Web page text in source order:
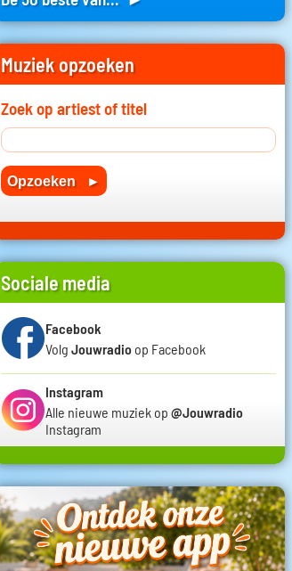
Muziek opzoeken
Zoek op artiest of titel
Sociale media
Facebook
Volg Jouwradio op Facebook
Instagram
Alle nieuwe muziek op @Jouwradio
Instagram